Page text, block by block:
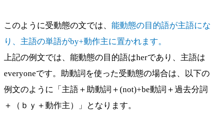
このように受動態の文では、 能動態の目的語が主語にな
り、主語の単語がby+動作主に置かれます。
上記の例文では、能動態の目的語はherであり、主語は
everyoneです。助動詞を使った受動態の場合は、以下の
例文のように「主語＋助動詞＋(not)+be動詞＋過去分詞
＋（ｂｙ＋動作主）」となります。